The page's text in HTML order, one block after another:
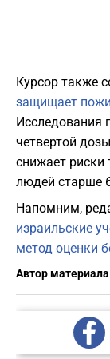
Курсор также
защищает
Исследования
четвертой
снижает риски
людей старше
Напомним,
израильские
метод оценки
Автор материала